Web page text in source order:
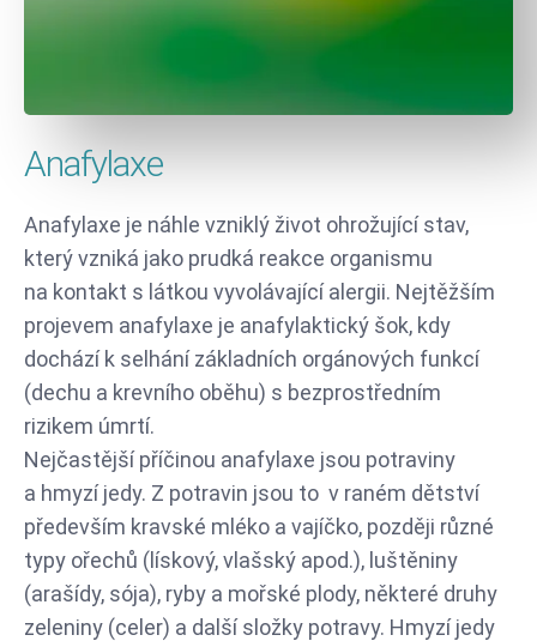
Anafylaxe
Anafylaxe je náhle vzniklý život ohrožující stav,
který vzniká jako prudká reakce organismu
na kontakt s látkou vyvolávající alergii. Nejtěžším
projevem anafylaxe je anafylaktický šok, kdy
dochází k selhání základních orgánových funkcí
(dechu a krevního oběhu) s bezprostředním
rizikem úmrtí.
Nejčastější příčinou anafylaxe jsou potraviny
a hmyzí jedy. Z potravin jsou to v raném dětství
především kravské mléko a vajíčko, později různé
typy ořechů (lískový, vlašský apod.), luštěniny
(arašídy, sója), ryby a mořské plody, některé druhy
zeleniny (celer) a další složky potravy. Hmyzí jedy